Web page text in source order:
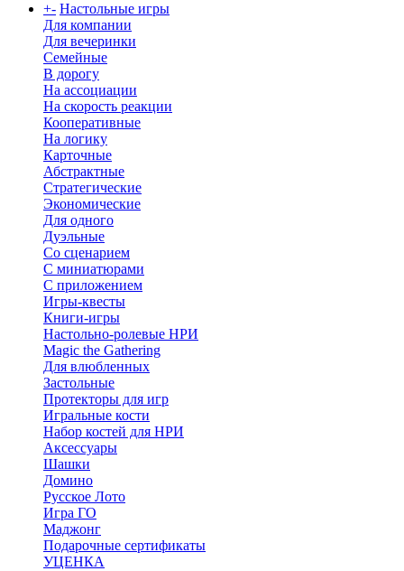
+- Настольные игры
Для компании
Для вечеринки
Семейные
В дорогу
На ассоциации
На скорость реакции
Кооперативные
На логику
Карточные
Абстрактные
Стратегические
Экономические
Для одного
Дуэльные
Со сценарием
С миниатюрами
С приложением
Игры-квесты
Книги-игры
Настольно-ролевые НРИ
Magic the Gathering
Для влюбленных
Застольные
Протекторы для игр
Игральные кости
Набор костей для НРИ
Аксессуары
Шашки
Домино
Русское Лото
Игра ГО
Маджонг
Подарочные сертификаты
УЦЕНКА